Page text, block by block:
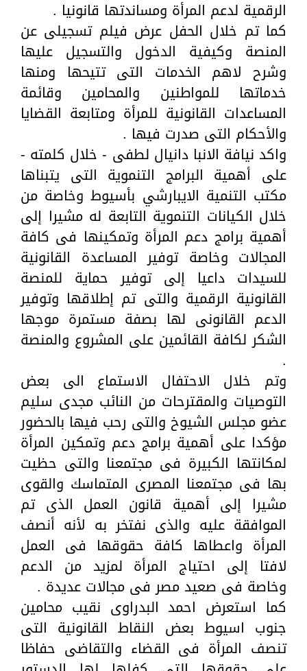
الرقمية لدعم المرأة ومساندتها قانونيا .
كما تم خلال الحفل عرض فيلم تسجيلى عن
المنصة وكيفية الدخول والتسجيل عليها
وشرح لاهم الخدمات التى تتيحها ومنها
خدماتها للمواطنين والمحامين وقائمة
المساعدات القانونية للمرأة ومتابعة القضايا
والأحكام التى صدرت فيها .
واكد نيافة الانبا دانيال لطفى - خلال كلمته -
على أهمية البرامج التنموية التى يتبناها
مكتب التنمية الايبارشي بأسيوط وخاصة من
خلال الكيانات التنموية التابعة له مشيرا إلى
أهمية برامج دعم المرأة وتمكينها فى كافة
المجالات وخاصة توفير المساعدة القانونية
للسيدات داعيا إلى توفير حماية للمنصة
القانونية الرقمية والتى تم إطلاقها وتوفير
الدعم القانونى لها بصفة مستمرة موجها
الشكر لكافة القائمين على المشروع والمنصة
.
وتم خلال الاحتفال الاستماع الى بعض
التوصيات والمقترحات من النائب مجدى سليم
عضو مجلس الشيوخ والتى رحب فيها بالحضور
مؤكدا على أهمية برامج دعم وتمكين المرأة
لمكانتها الكبيرة فى مجتمعنا والتى حظيت
بها فى مجتمعنا المصرى المتماسك والقوى
مشيرا إلى أهمية قانون العمل الذى تم
الموافقة عليه والذى نفتخر به لأنه أنصف
المرأة واعطاها كافة حقوقها فى العمل
لافتا إلى احتياج المرأة لمزيد من الدعم
وخاصة فى صعيد مصر فى مجالات عديدة .
كما استعرض احمد البدراوى نقيب محامين
جنوب اسيوط بعض النقاط القانونية التى
تنصف المرأة فى القضاء والتقاضى حفاظا